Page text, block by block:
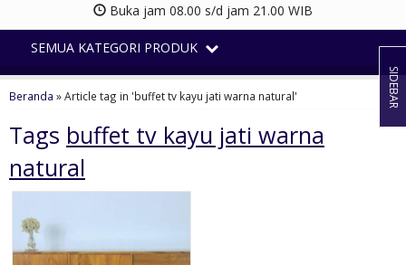
Buka jam 08.00 s/d jam 21.00 WIB
SEMUA KATEGORI PRODUK
Beranda »Article tag in 'buffet tv kayu jati warna natural'
Tags buffet tv kayu jati warna
natural
SIDEBAR